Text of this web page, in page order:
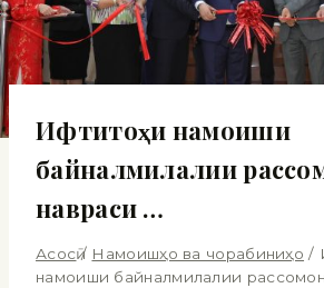
Ифтитоҳи намоиши
байналмилалии
навраси …
Асосӣ / Намоишҳо ва чорабиниҳо /
намоиши байналмилалии